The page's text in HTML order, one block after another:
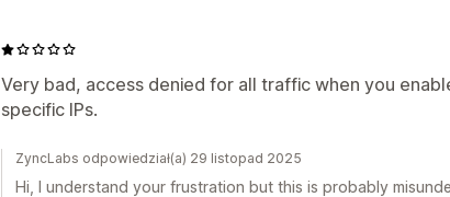
Very bad, access denied for all traffic when you
specific IPs.
ZyncLabs odpowiedział(a) 29 listopad 2025
Hi, I understand your frustration but this is probably